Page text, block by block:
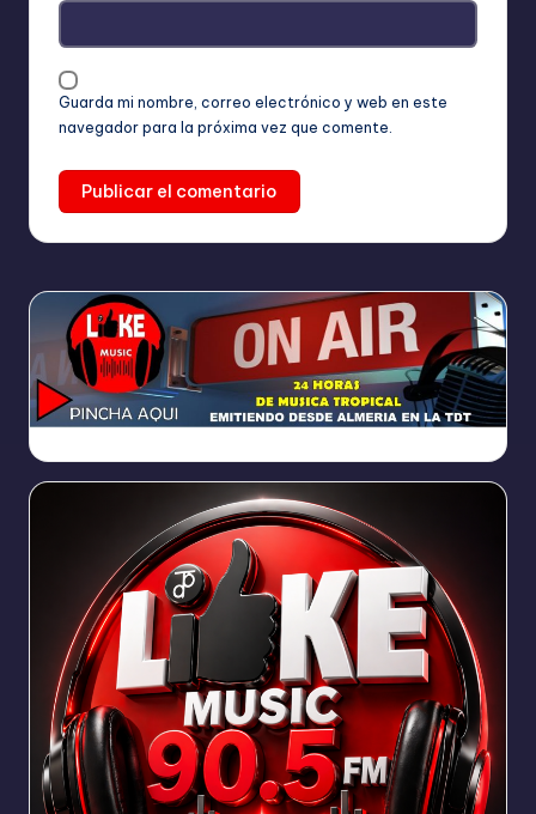
Guarda mi nombre, correo electrónico y web en este
navegador para la próxima vez que comente.
https://broadcast.radioponiente.org:8066/index.html?sid=1